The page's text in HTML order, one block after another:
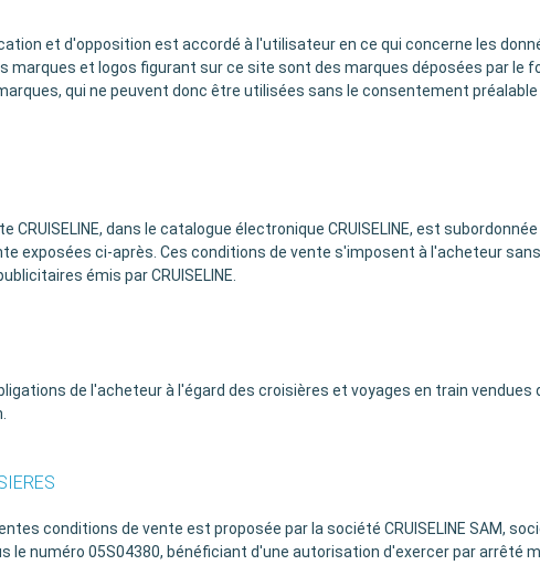
et d'opposition est accordé à l'utilisateur en ce qui concerne les
et logos figurant sur ce site sont des marques déposées par le
qui ne peuvent donc être utilisées sans le consentement
dans le catalogue électronique CRUISELINE, est
exposées ci-après. Ces conditions de vente s'imposent à l'acheteur
émis par CRUISELINE.
de l'acheteur à l'égard des croisières et voyages en train vendues
conditions de vente est proposée par la société CRUISELINE SAM,
numéro 05S04380, bénéficiant d'une autorisation d'exercer par arrêté